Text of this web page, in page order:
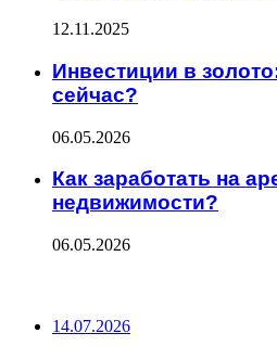
12.11.2025
Инвестиции в
сейчас?
06.05.2026
Как заработать на
недвижимости?
06.05.2026
14.07.2026